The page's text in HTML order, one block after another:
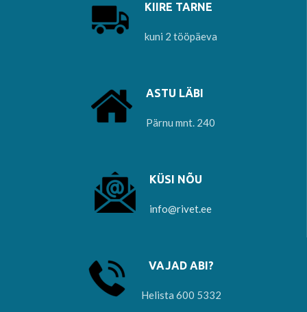
KIIRE TARNE
kuni 2 tööpäeva
ASTU LÄBI
Pärnu mnt. 240
KÜSI NÕU
info@rivet.ee
VAJAD ABI?
Helista 600 5332